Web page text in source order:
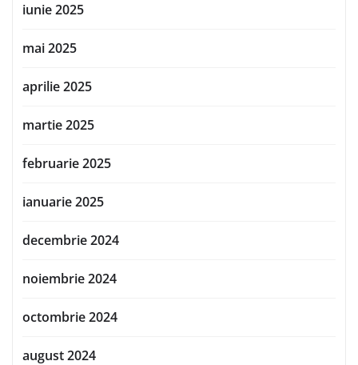
iunie 2025
mai 2025
aprilie 2025
martie 2025
februarie 2025
ianuarie 2025
decembrie 2024
noiembrie 2024
octombrie 2024
august 2024